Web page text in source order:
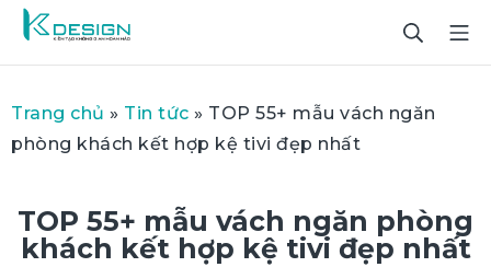
Trang chủ » Tin tức » TOP 55+ mẫu vách ngăn
phòng khách kết hợp kệ tivi đẹp nhất
TOP 55+ mẫu vách ngăn phòng
khách kết hợp kệ tivi đẹp nhất